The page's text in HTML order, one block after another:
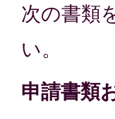
次の書類
い。
申請書類